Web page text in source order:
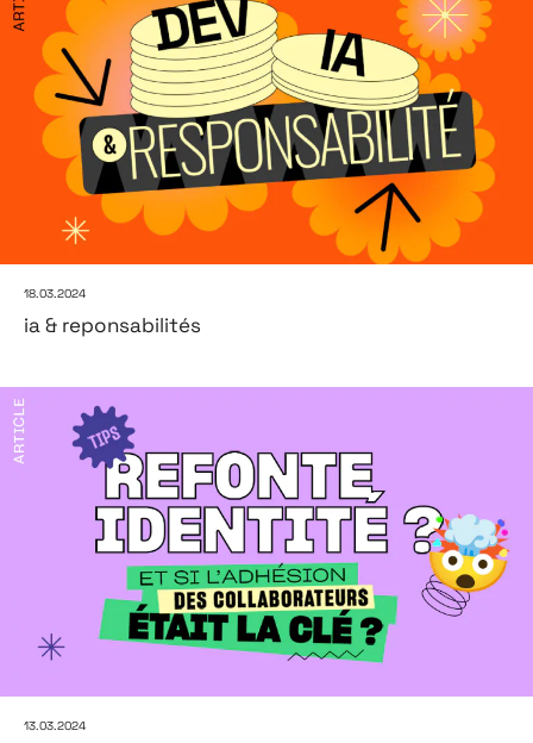
18.03.2024
ia & reponsabilités
13.03.2024